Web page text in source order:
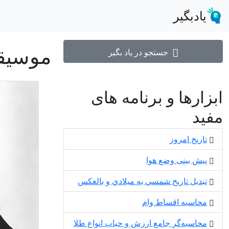
یادبگیر
جستجو در یاد بگیر
ابزارها و برنامه های
مفید
تاریخ امروز
پیش بینی وضع هوا
تبديل تاريخ شمسي به ميلادي و بالعكس
محاسبه اقساط وام
محاسبه‌گر جامع ارزش و حباب انواع طلا